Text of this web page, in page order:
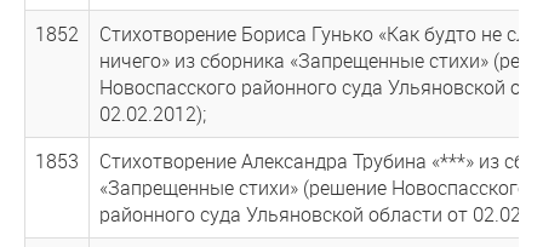
1852
Стихотворение Бориса Гунько «Как будто не
ничего» из сборника «Запрещенные стихи»
Новоспасского районного суда Ульяновской
02.02.2012);
1853
Стихотворение Александра Трубина «***» из
«Запрещенные стихи» (решение Новоспасского
районного суда Ульяновской области от